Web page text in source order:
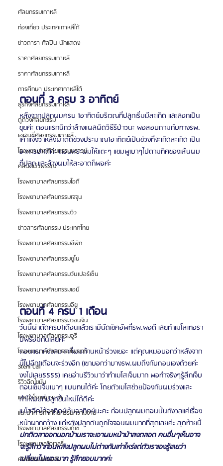
ศัลยกรรมเกาหลี
ท่องเที่ยว ประเทศเกาหลีใต้
ข่าวดารา ศิลปิน นักแสดง
ราคาศัลยกรรมเกาหลี
ราคาศัลยกรรมเกาหลี
การศึกษา ประเทศเกาหลีใต้
ธุรกิจศัลยกรรมเกาหลี
ดูดวงศัลยกรรม
เอเจนซี่ศัลยกรรมเกาหลี
โรงพยาบาลศัลยกรรมบราวน์
คลินิกผิวพรรณ
โรงพยาบาลศัลยกรรมไอดี
โรงพยาบาลศัลยกรรมเจจุน
โรงพยาบาลศัลยกรรมวิว
ข่าวสารศัลยกรรม ประเทศไทย
โรงพยาบาลศัลยกรรมอีพิก
โรงพยาบาลศัลยกรรมยูโน
โรงพยาบาลศัลยกรรมวันเปอร์เซ็น
โรงพยาบาลศัลยกรรมเอบี
โรงพยาบาลศัลยกรรมอียู
โรงพยาบาลศัลยกรรมวอนจิน
โรงพยาบาลศัลยกรรมอูรี
โรงพยาบาลศัลยกรรมไพรเวท
Stem Cell
รีวิวฉีดไขมัน
แนะนำโรงพยาบาล
แนะนำการทำศัลยกรรมความงาม
โรงพยาบาลศัลยกรรมดีเซ่
โรงพยาบาลจิวเวลรี่
ศัลยกรรมชะลอวัย
ตอนที่ 3 ครบ 3 อาทิตย์
หลังจากปลูกผมครบ 1อาทิตย์บริเวณที่ปลูกเริ่มมีสะเก็ด และลอกเป็น
ขุยค่ะ ตอนแรกนึกว่าล้างแผลผิดวิธีรึป่าวนะ พอสอบถามกับทางรพ.
เค้าแจ้งว่าหลังผ่าตัดช่วงประมาณ1อาทิตย์เป็นช่วงที่จะเกิดสะเก็ด เป็น
อาการปกติค่ะ ตอนสระผมให้แตะๆ แชมพูเบาๆไปตามทิศของเส้นผม
ที่ปลูก และล้างผมให้สะอาดก็พอค่ะ
ตอนที่ 4 ครบ 1 เดือน
วันนี้ผ่าตัดครบ1เดือนแล้วเรามีนัดเช็คอัพที่รพ.พอดี เลยทำเมโสเทอรา
ปีพร้อมกันเลยค่ะ
ตอนแรกกังวลมากที่ผมด้านหน้าร่วงเยอะ แต่คุณหมอบอกว่าหลังจาก
นี้ไปอีก1เดือนจะร่วงอีก (เขาบอกว่าบางรพ.ผมถึงกับถอนเองด้วยค่ะ
งงไปเลย5555) เคยอ่านรีวิวมาว่าทำเมโสเจ็บมาก พอทำจริงๆรู้สึกเจ็บ
ตอนเข็มจิ้มเบาๆ แบบทนได้ค่ะ โดยตัวเมโสช่วยป้องกันผมร่วงและ
ทำให้ผมที่ปลูกขึ้นใหม่ได้ดีค่ะ
เมโสฉีดได้อาทิตย์เว้นอาทิตย์นะคะ ก่อนปลูกผมตอนนั้นกังวลแค่เรื่อง
หน้าผากกว้าง แต่หลังปลูกดันถูกใจจอนผมมากที่สุดเลยค่ะ สุดท้ายนี้
ปกติเวลาออกนอกบ้านเราจะเอาผมหน้าม้าลงตลอด คนอื่นๆเห็นอาจ
จะรู้สึกว่าก่อนหลังปลูกผมไม่ต่างกันเท่าไหร่แต่ตัวเราเองรู้เลยว่า
เปลี่ยนไปเยอะมาก รู้สึกชอบมากค่ะ